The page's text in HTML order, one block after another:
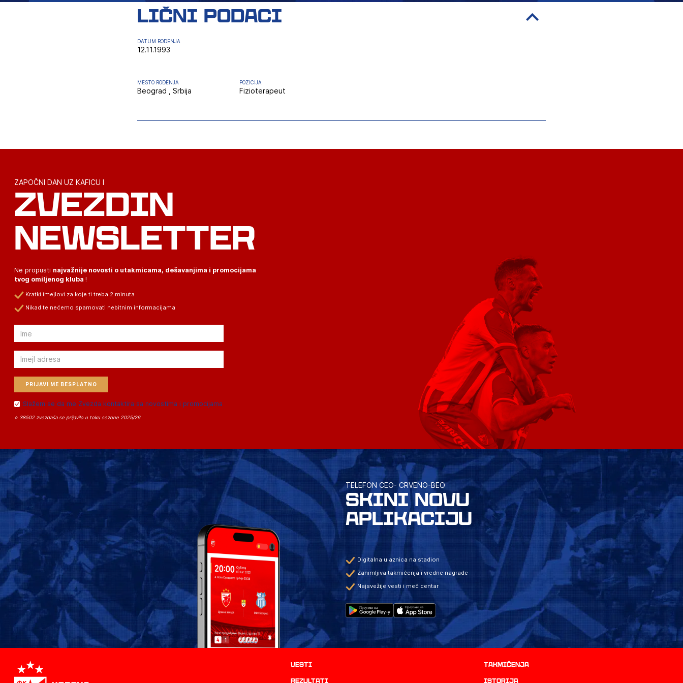
lični podaci
DATUM ROĐENJA
12.11.1993
MESTO ROĐENJA
Beograd , Srbija
POZICIJA
Fizioterapeut
ZAPOČNI DAN UZ KAFICU I
ZVEZDIN
NEWSLETTER
Ne propusti najvažnije novosti o utakmicama, dešavanjima i promocijama
tvog omiljenog kluba !
Kratki imejlovi za koje ti treba 2 minuta
Nikad te nećemo spamovati nebitnim informacijama
Email
Email
Slažem se da me Zvezda kontaktira sa novostima i promocijama
⭐ 38502 zvezdaša se prijavilo u toku sezone 2025/26
TELEFON CEO- CRVENO-BEO
SKINI NOVU
APLIKACIJU
Digitalna ulaznica na stadion
Zanimljiva takmičenja i vredne nagrade
Najsvežije vesti i meč centar
Vesti Takmičenja
rezultati istorija